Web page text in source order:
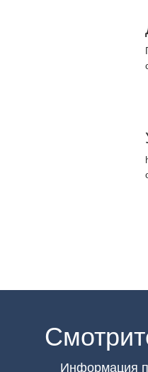
Информация